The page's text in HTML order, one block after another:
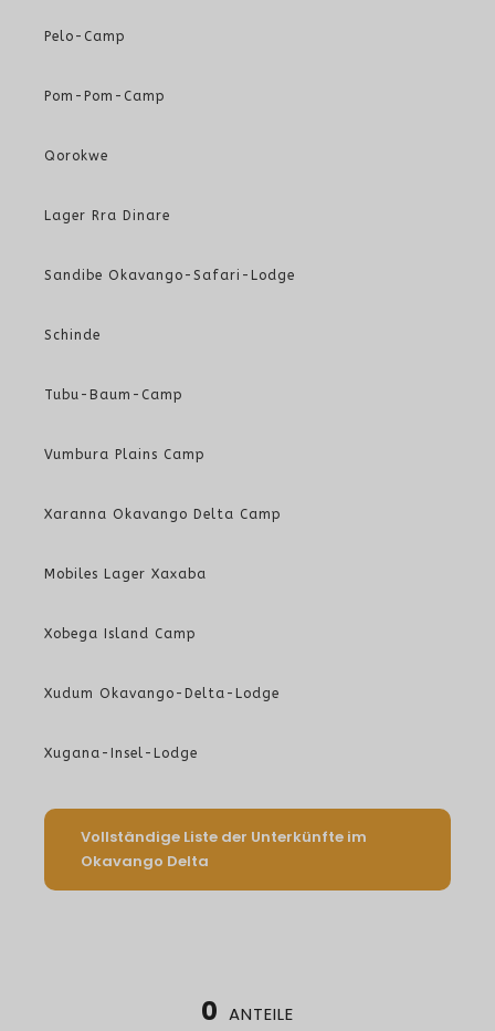
Pelo-Camp
Pom-Pom-Camp
Qorokwe
Lager Rra Dinare
Sandibe Okavango-Safari-Lodge
Schinde
Tubu-Baum-Camp
Vumbura Plains Camp
Xaranna Okavango Delta Camp
Mobiles Lager Xaxaba
Xobega Island Camp
Xudum Okavango-Delta-Lodge
Xugana-Insel-Lodge
Vollständige Liste der Unterkünfte im
Okavango Delta
0 ANTEILE